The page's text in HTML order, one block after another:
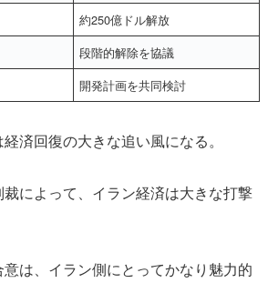
約250億ドル解放
段階的解除を協議
開発計画を共同検討
済回復の大きな追い風になる。
によって、イラン経済は大きな打撃
は、イラン側にとってかなり魅力的